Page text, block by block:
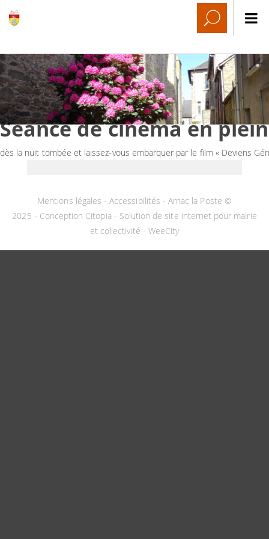
Séance de cinéma en
dès la nuit tombée et laissez-vous embarquer par le film « Deviens
Mentions légales -Accessibilités - Arnac la Poste ©
2025 - Conception Citopia- Solution de site internet pour mairie
et collectivité - WeeCity